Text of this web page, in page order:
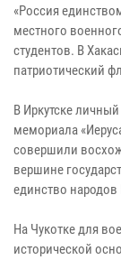
«Россия
местного
студентов. В
патриотический
В Иркутске
мемориала
совершили
вершине
единство народов
На Чукотке для
исторической